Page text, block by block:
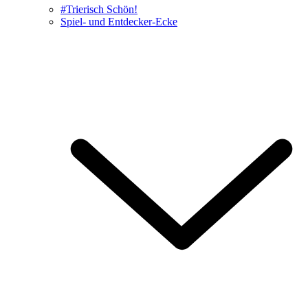
#Trierisch Schön!
Spiel- und Entdecker-Ecke